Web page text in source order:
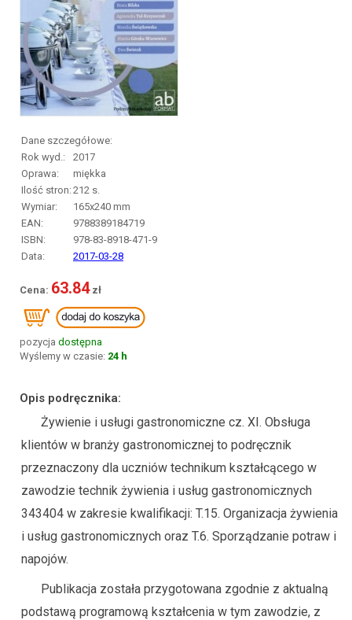
Dane szczegółowe:
Rok wyd.:
2017
Oprawa:
miękka
Ilość stron: 212 s.
Wymiar:
165x240 mm
EAN:
9788389184719
ISBN:
978-83-8918-471-9
Data:
2017-03-28
63.84
pozycja dostępna
Wyślemy w czasie: 24 h
Opis podręcznika:
Żywienie i usługi gastronomiczne cz. XI. Obsługa
klientów w branży gastronomicznej to podręcznik
przeznaczony dla uczniów technikum kształcącego w
zawodzie technik żywienia i usług gastronomicznych
343404 w zakresie kwalifikacji: T.15. Organizacja żywienia
i usług gastronomicznych oraz T.6. Sporządzanie potraw i
napojów.
Publikacja została przygotowana zgodnie z aktualną
podstawą programową kształcenia w tym zawodzie, z